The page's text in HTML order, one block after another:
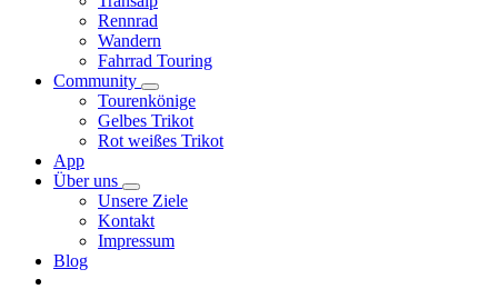
Rennrad
Wandern
Fahrrad Touring
Community
Tourenkönige
Gelbes Trikot
Rot weißes Trikot
App
Über uns
Unsere Ziele
Kontakt
Impressum
Blog